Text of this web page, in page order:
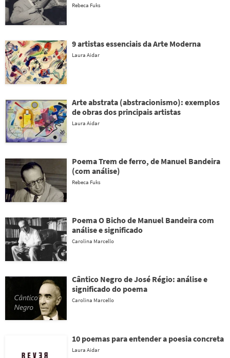
Rebeca Fuks
9 artistas essenciais da Arte Moderna
Laura Aidar
Arte abstrata (abstracionismo): exemplos
de obras dos principais artistas
Laura Aidar
Poema Trem de ferro, de Manuel Bandeira
(com análise)
Rebeca Fuks
Poema O Bicho de Manuel Bandeira com
análise e significado
Carolina Marcello
Cântico Negro de José Régio: análise e
significado do poema
Carolina Marcello
10 poemas para entender a poesia concreta
Laura Aidar